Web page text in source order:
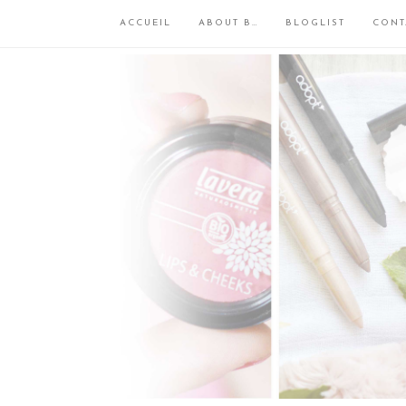
ACCUEIL ABOUT B… BLOGLIST